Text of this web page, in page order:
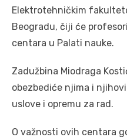
Elektrotehničkim
Beogradu, čiji će
centara u Palati nauke.
Zadužbina Miodraga
obezbediće njima i
uslove i opremu za rad.
O važnosti ovih centara